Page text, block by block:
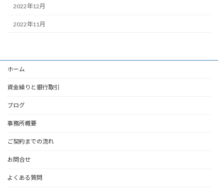
2022年12月
2022年11月
ホーム
資金繰りと銀行取引
ブログ
事務所概要
ご契約までの流れ
お問合せ
よくある質問